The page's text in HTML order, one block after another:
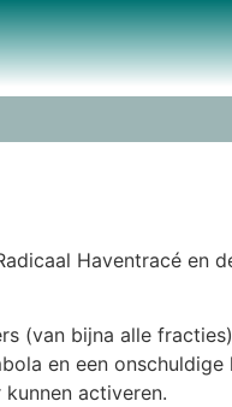
Haventracé en
(van bijna alle
en een
activeren.